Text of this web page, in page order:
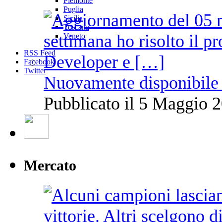
Puglia
Sicilia
Toscana
Veneto
RSS Feed
Facebook
Twitter
Nuovamente
Pubblicato il 5 Maggio
Mercato